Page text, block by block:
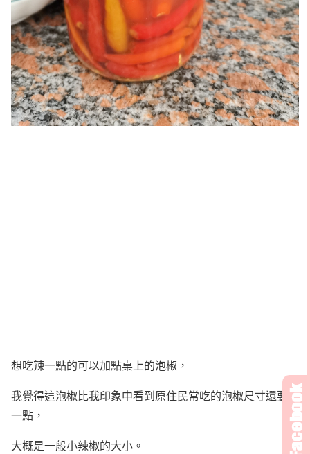
想吃辣一點的可以加點桌上的泡椒，
我覺得這泡椒比我印象中看到原住民常吃的泡椒尺寸還要大
一點，
大概是一般小辣椒的大小。